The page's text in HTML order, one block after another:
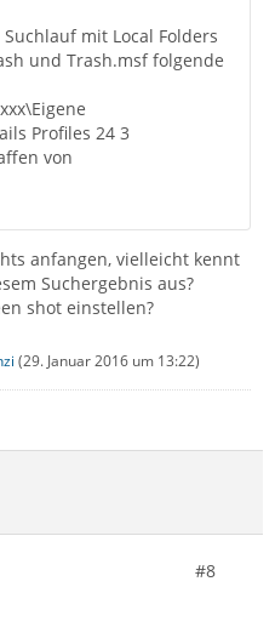
mit Local Folders
und Trash.msf folgende
Profiles 24 3
von
anfangen, vielleicht kennt
Suchergebnis aus?
shot einstellen?
(29. Januar 2016 um 13:22)
#8